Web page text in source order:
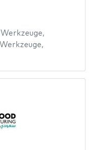
,
Werkzeuge,